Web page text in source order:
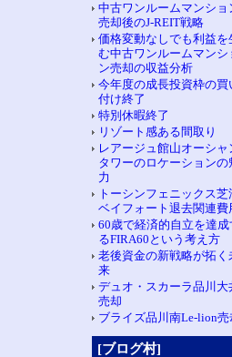
中古ワンルームマンショ
売却後のJ-REIT戦略
価格変動なしでも利益を
む中古ワンルームマンシ
ン売却の収益分析
今年度の成長投資枠の買
付け終了
特別休暇終了
リゾート感ある間取り
レアージュ館山オーシャ
タワーのロケーションの
力
トーシンフェニックス芝
ベイフォート退去関連費
60歳で経済的自立を達成
るFIRA60という考え方
老後資金の新戦略が拓く
来
デュオ・スカーラ品川大
売却
ブライズ品川南Le-lion売
[ブログ村]